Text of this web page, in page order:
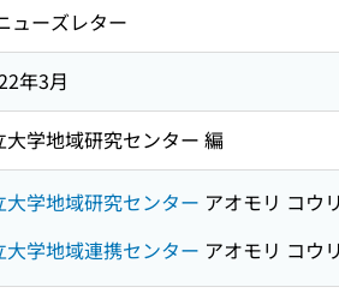
ューズレター
年3月
大学地域研究センター 編
大学地域研究センター アオモリ コウ
大学地域連携センター アオモリ コウ